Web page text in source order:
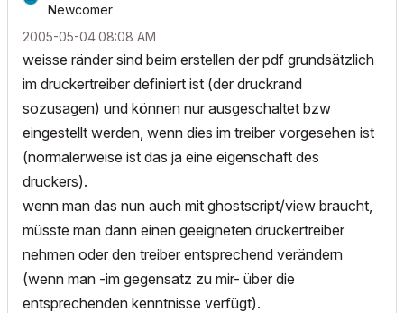
Newcomer
‎2005-05-0408:08 AM
weisse ränder sind beim erstellen der pdf grundsätzlich
im druckertreiber definiert ist (der druckrand
sozusagen) und können nur ausgeschaltet bzw
eingestellt werden, wenn dies im treiber vorgesehen ist
(normalerweise ist das ja eine eigenschaft des
druckers).
wenn man das nun auch mit ghostscript/view braucht,
müsste man dann einen geeigneten druckertreiber
nehmen oder den treiber entsprechend verändern
(wenn man -im gegensatz zu mir- über die
entsprechenden kenntnisse verfügt).